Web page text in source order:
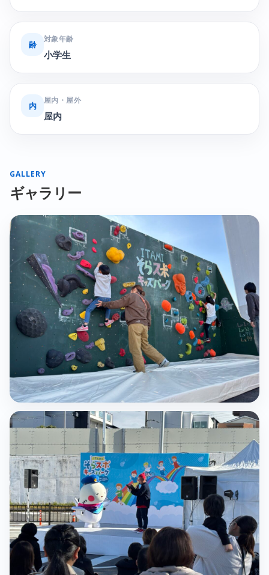
齢
対象年齢
小学生
内
屋内・屋外
屋内
GALLERY
ギャラリー